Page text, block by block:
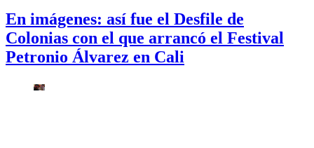
En imágenes: así fue el Desfile de
Colonias con el que arrancó el Festival
Petronio Álvarez en Cali